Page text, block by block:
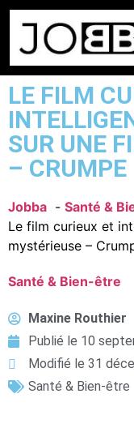
LE FILM
SUR UNE
– CRUMPE
Jobba
Santé &
Le film curieux et
mystérieuse –
Santé & Bien-être
Maxine Routhier
Publié le 10
Modifié le 31
Santé & Bien-être